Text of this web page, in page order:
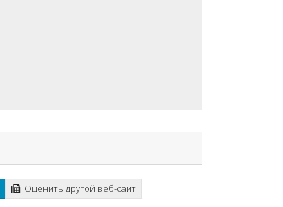
Оценить другой веб-сайт